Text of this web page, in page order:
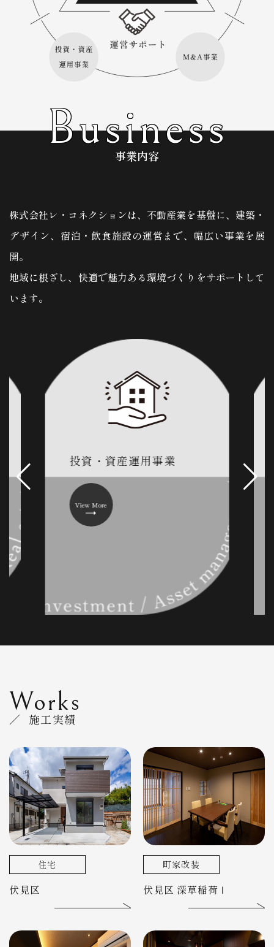
Business
事業内容
株式会社レ・コネクションは、不動産業を基盤に、建築・
デザイン、宿泊・飲食施設の運営まで、幅広い事業を展
開。
地域に根ざし、快適で魅力ある環境づくりをサポートして
います。
投資・資産運用事業
View More
Works
／ 施工実績
住宅
伏見区
町家改装
伏見区 深草稲荷Ⅰ